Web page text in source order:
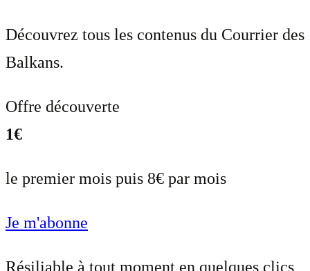
Découvrez tous les contenus du Courrier des
Balkans.
Offre découverte
1€
le premier mois puis 8€ par mois
Je m'abonne
Résiliable à tout moment en quelques clics